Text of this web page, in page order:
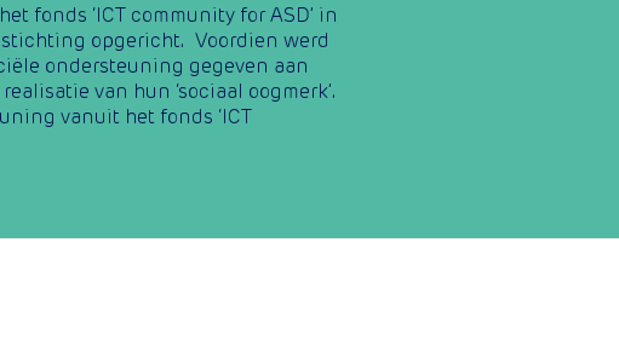
het fonds ‘ICT community for ASD’ in
opgericht. Voordien werd
ondersteuning gegeven aan
van hun ‘sociaal oogmerk’.
vanuit het fonds ‘ICT